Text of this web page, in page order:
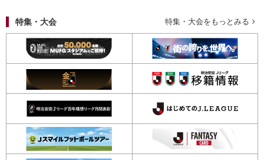
特集・大会 特集・大会をもっとみる